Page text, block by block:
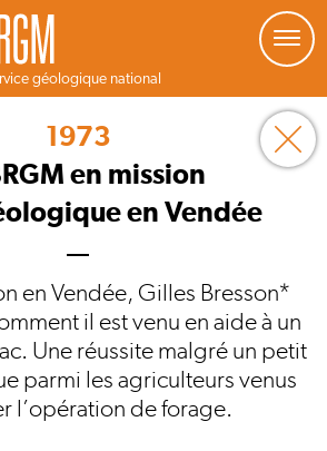
géologique national
1973
en mission
en Vendée
en Vendée, Gilles Bresson*
il est venu en aide à un
Une réussite malgré un petit
parmi les agriculteurs venus
l’opération de forage.
sur les cookies